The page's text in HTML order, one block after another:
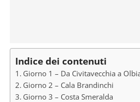
Indice dei contenuti
Giorno 1 – Da Civitavecchia a
Giorno 2 – Cala Brandinchi
Giorno 3 – Costa Smeralda